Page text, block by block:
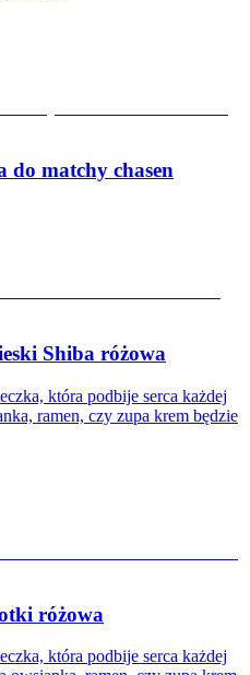
do matchy chasen
Shiba różowa
która podbije serca każdej
ramen, czy zupa krem będzie
różowa
która podbije serca każdej